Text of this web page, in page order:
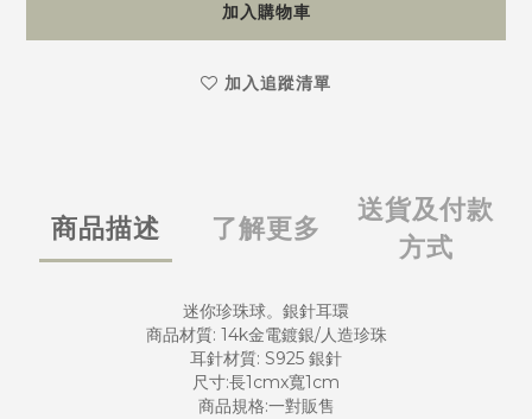
加入購物車
加入追蹤清單
商品描述 了解更多
送貨及付款
方式
迷你珍珠球。銀針耳環
商品材質: 14k金電鍍銀/人造珍珠
耳針材質: S925 銀針
尺寸:長1cmx寬1cm
商品規格:一對販售